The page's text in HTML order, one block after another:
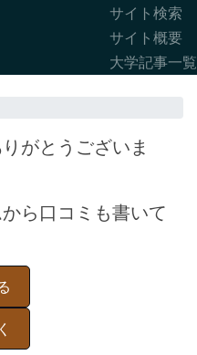
サイト検索
サイト概要
大学記事一覧
がとうございま
ら口コミも書いて